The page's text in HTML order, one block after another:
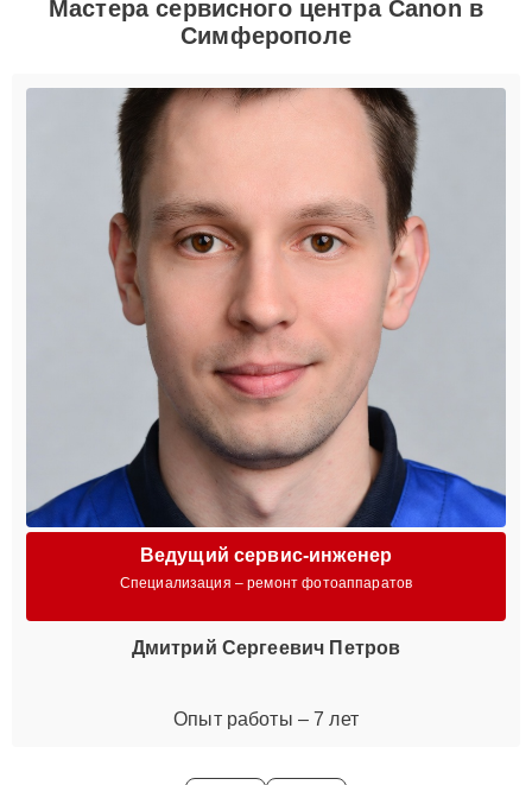
Мастера сервисного центра Canon в
Симферополе
Ведущий сервис-инженер
Специализация – ремонт фотоаппаратов
Дмитрий Сергеевич Петров
Опыт работы – 7 лет